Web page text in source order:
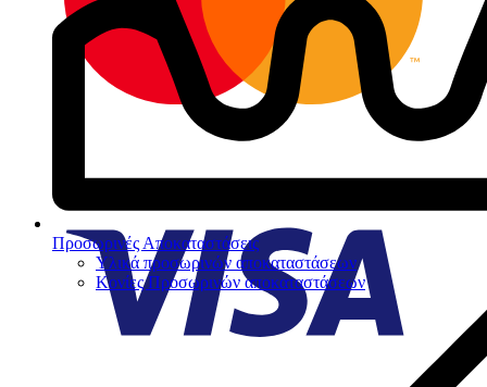
Προσωρινές Αποκαταστάσεις
Υλικά προσωρινών αποκαταστάσεων
Κονίες Προσωρινών αποκαταστάσεων